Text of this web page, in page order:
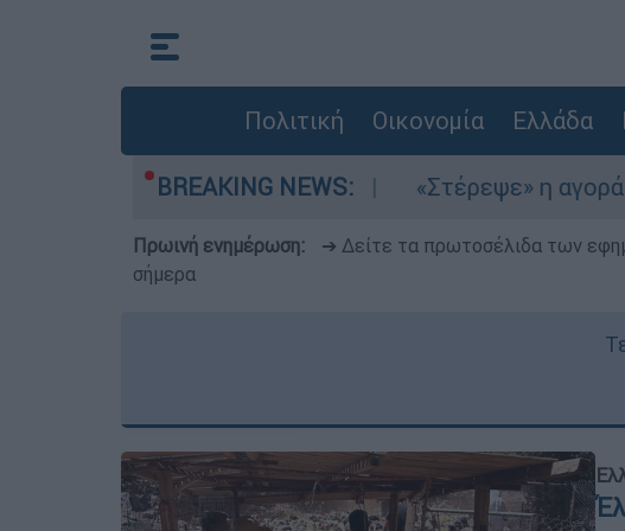
Πολιτική Οικονομία Ελλάδα
BREAKING NEWS:
μελτέμια στο Αιγαίο «Στέρεψε» η αγορά από
Πρωινή ενημέρωση: ➔ Δείτε τα πρωτοσέλιδα των
σήμερα